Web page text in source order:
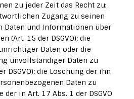
zu jeder Zeit das Recht zu:
Zugang zu seinen
Daten und Informationen über
(Art. 15 der DSGVO); die
Daten oder die
unvollständiger Daten zu
DSGVO); die Löschung der ihn
Daten zu
in Art. 17 Abs. 1 der DSGVO